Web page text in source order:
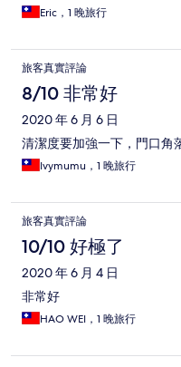
Eric，1 晚旅行
旅客真實評論
8/10 非常好
2020 年 6 月 6 日
清潔度要加強一下，門口角
Ivymumu，1 晚旅行
旅客真實評論
10/10 好極了
2020 年 6 月 4 日
非常好
HAO WEI，1 晚旅行